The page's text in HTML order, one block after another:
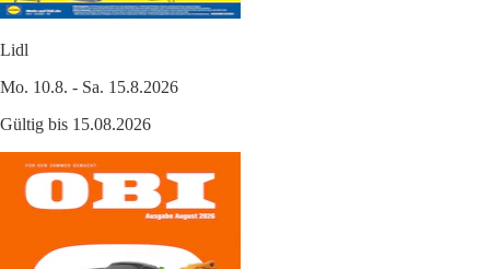
Lidl
Mo. 10.8. - Sa. 15.8.2026
Gültig bis 15.08.2026